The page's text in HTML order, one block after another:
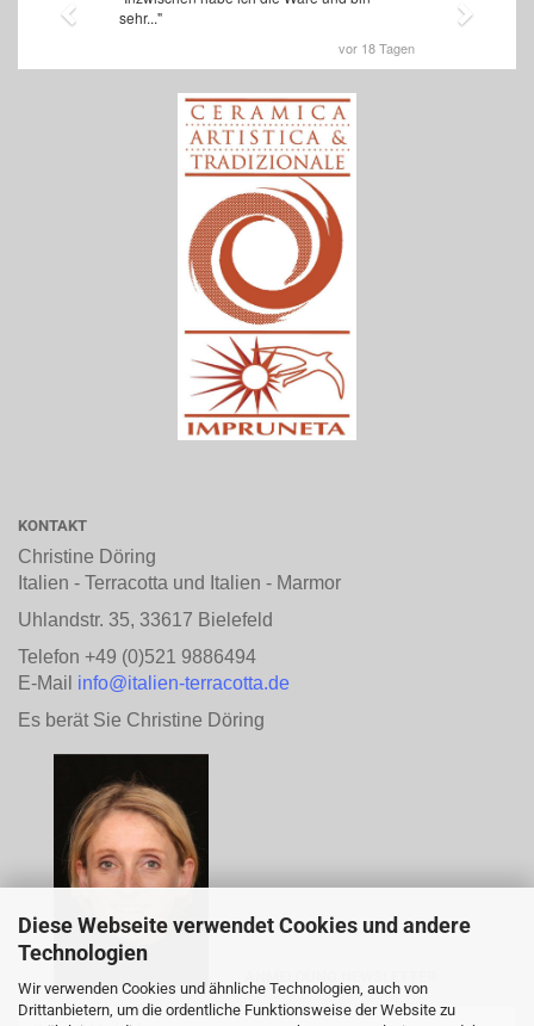
Diese Webseite verwendet Cookies und andere
Technologien
Wir verwenden Cookies und ähnliche Technologien, auch von
Drittanbietern, um die ordentliche Funktionsweise der Website zu
KONTAKT
Christine Döring
Italien - Terracotta und Italien - Marmor
Uhlandstr. 35, 33617 Bielefeld
Telefon +49 (0)521 9886494
E-Mail info@italien-terracotta.de
Es berät Sie Christine Döring